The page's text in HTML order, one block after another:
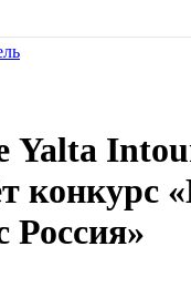
Yalta
конкурс
Россия»